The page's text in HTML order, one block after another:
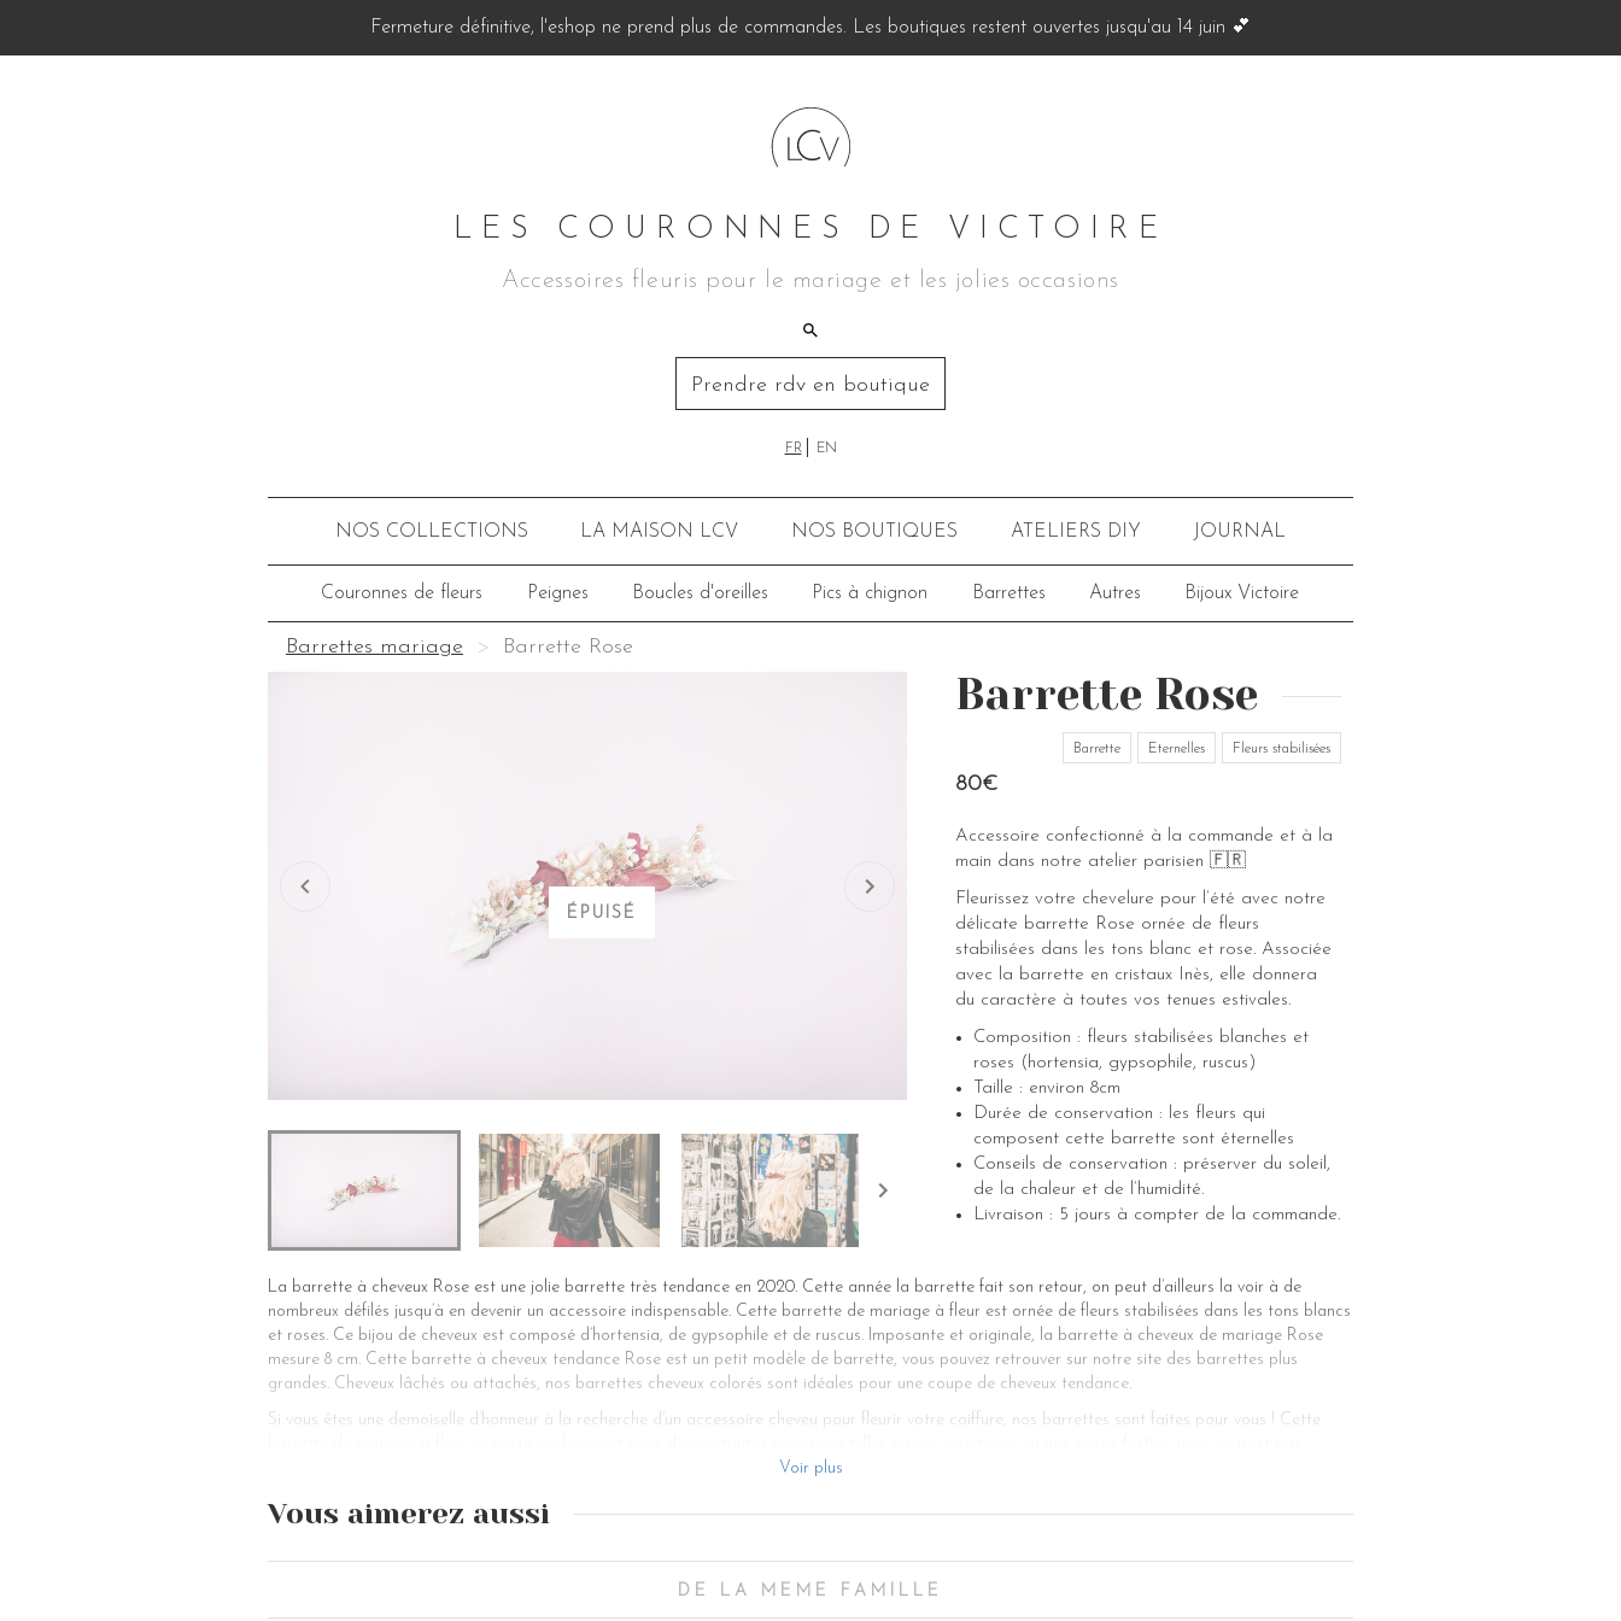
Fermeture définitive, l'eshop ne prend plus de commandes. Les boutiques restent ouvertes jusqu'au 14 juin 💕
LES COURONNES DE VICTOIRE
Accessoires fleuris pour le mariage et les jolies occasions
Prendre rdv en boutique
FR EN
NOS COLLECTIONS LA MAISON LCV NOS BOUTIQUES ATELIERS DIY JOURNAL
Couronnes de fleurs Peignes Boucles d'oreilles Pics à chignon Barrettes Autres Bijoux Victoire
Barrettes mariage Barrette Rose
ÉPUISÉ
Barrette Rose
Barrette Eternelles Fleurs stabilisées
80€
Accessoire confectionné à la commande et à la
main dans notre atelier parisien 🇫🇷
Fleurissez votre chevelure pour l’été avec notre
délicate barrette Rose ornée de fleurs
stabilisées dans les tons blanc et rose. Associée
avec la barrette en cristaux Inès, elle donnera
du caractère à toutes vos tenues estivales.
Composition : fleurs stabilisées blanches et
roses (hortensia, gypsophile, ruscus)
Taille : environ 8cm
Durée de conservation : les fleurs qui
composent cette barrette sont éternelles
Conseils de conservation : préserver du soleil,
de la chaleur et de l’humidité.
Livraison : 5 jours à compter de la commande.
La barrette à cheveux Rose est une jolie barrette très tendance en 2020. Cette année la barrette fait son retour, on peut d’ailleurs la voir à de
nombreux défilés jusqu’à en devenir un accessoire indispensable. Cette barrette de mariage à fleur est ornée de fleurs stabilisées dans les tons blancs
et roses. Ce bijou de cheveux est composé d’hortensia, de gypsophile et de ruscus. Imposante et originale, la barrette à cheveux de mariage Rose
mesure 8 cm. Cette barrette à cheveux tendance Rose est un petit modèle de barrette, vous pouvez retrouver sur notre site des barrettes plus
grandes. Cheveux lâchés ou attachés, nos barrettes cheveux colorés sont idéales pour une coupe de cheveux tendance.
Si vous êtes une demoiselle d’honneur à la recherche d’un accessoire cheveu pour fleurir votre coiffure, nos barrettes sont faites pour vous ! Cette
uniquement une barrette à cheveux de mariée. Ces bijoux de tête correspondent aussi bien pour les filles que pour les femmes. Pour une coiffure de
des mèches le long de votre visage. Votre barrette à cheveux tendance Rose ira parfaitement avec une jolie tenue estivale. Pour les cheveux lâchés
roses de cet accessoire pour cheveux permettent de sublimer avec fantaisie une chevelure blonde. Coloré, notre bijou de tête se porte plus facilement
aux saisons printemps été mais peut aussi se porter en automne hiver pour illuminer une tenue noir. Cette barrette Rose vous permet d’attacher vos
cheveux longs avec une touche glamour et sans utiliser un élastique ou un chouchou qui peuvent abimer vos cheveux. Notre barrette à cheveux
Voir plus
Vous aimerez aussi
DE LA MEME FAMILLE